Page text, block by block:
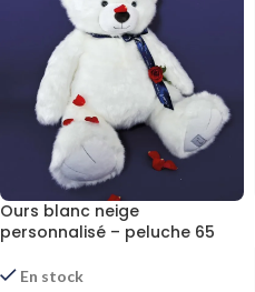
Ours blanc neige
personnalisé – peluche 65
En stock